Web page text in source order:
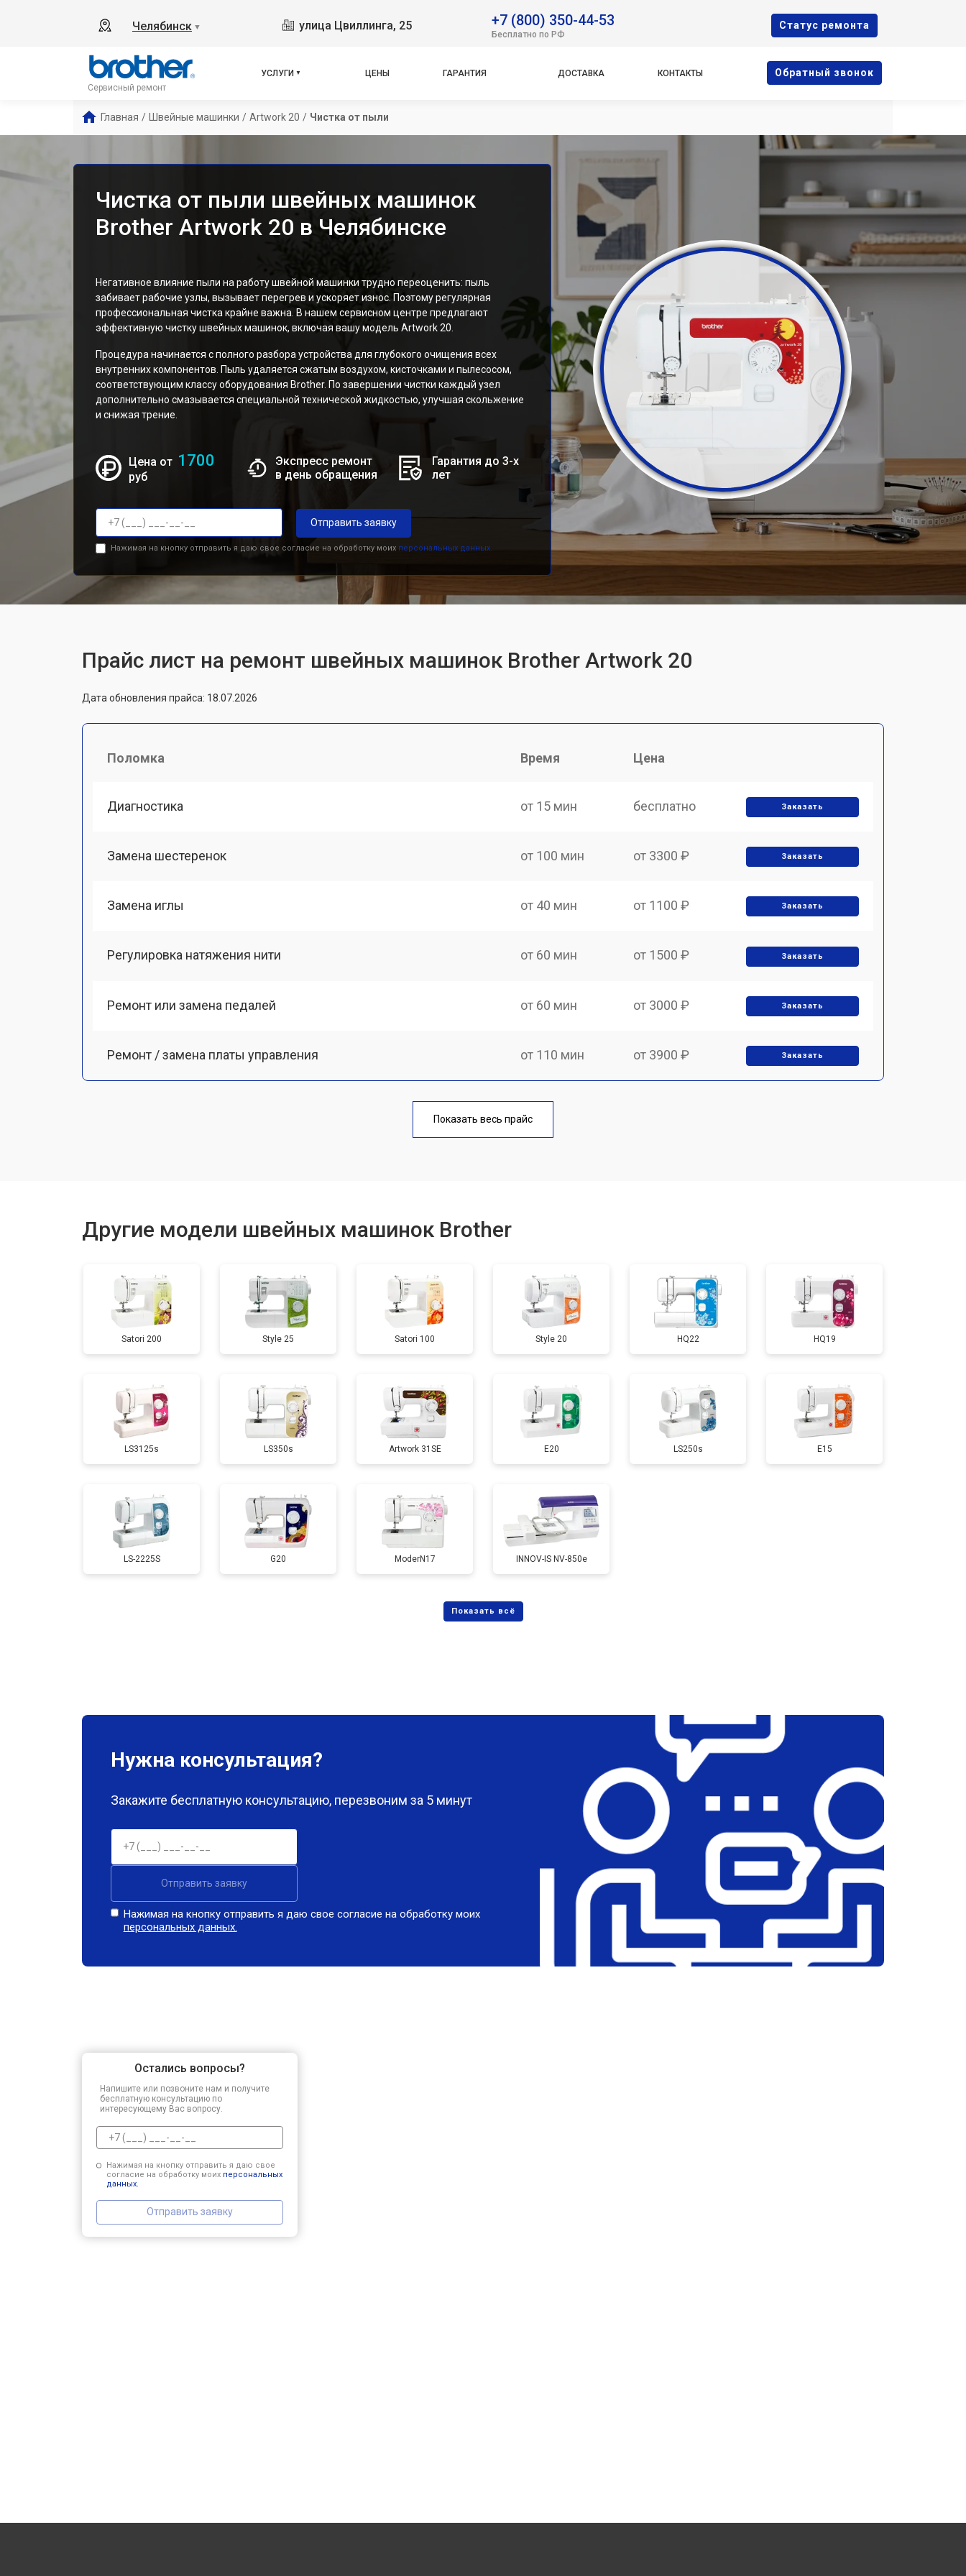
Челябинск ▼ улица Цвиллинга, 25 +7 (800) 350-44-53
Бесплатно по РФ
Cтатус ремонта
Сервисный ремонт
УСЛУГИ ЦЕНЫ ГАРАНТИЯ ДОСТАВКА КОНТАКТЫ Oбратный звонок
Главная / Швейные машинки / Artwork 20 / Чистка от пыли
Чистка от пыли швейных машинок
Brother Artwork 20 в Челябинске
Негативное влияние пыли на работу швейной машинки трудно переоценить: пыль
забивает рабочие узлы, вызывает перегрев и ускоряет износ. Поэтому регулярная
профессиональная чистка крайне важна. В нашем сервисном центре предлагают
эффективную чистку швейных машинок, включая вашу модель Artwork 20.
Процедура начинается с полного разбора устройства для глубокого очищения всех
внутренних компонентов. Пыль удаляется сжатым воздухом, кисточками и пылесосом,
соответствующим классу оборудования Brother. По завершении чистки каждый узел
дополнительно смазывается специальной технической жидкостью, улучшая скольжение
и снижая трение.
Цена от 1700
руб
Экспресс ремонт
в день обращения
Гарантия до 3-х
лет
Отправить заявку
Нажимая на кнопку отправить я даю свое согласие на обработку моих персональных данных.
Прайс лист на ремонт швейных машинок Brother Artwork 20
Дата обновления прайса: 18.07.2026
Поломка Время Цена
Диагностика от 15 мин бесплатно Заказать
Замена шестеренок от 100 мин от 3300 ₽ Заказать
Замена иглы от 40 мин от 1100 ₽ Заказать
Регулировка натяжения нити от 60 мин от 1500 ₽ Заказать
Ремонт или замена педалей от 60 мин от 3000 ₽ Заказать
Ремонт / замена платы управления от 110 мин от 3900 ₽ Заказать
от 70 мин
Показать весь прайс
Другие модели швейных машинок Brother
Satori 200 Style 25 Satori 100 Style 20 HQ22 HQ19
LS3125s LS350s Artwork 31SE E20 LS250s E15
LS-2225S G20 ModerN17 INNOV-IS NV-850e
Нужна консультация?
Закажите бесплатную консультацию, перезвоним за 5 минут
Отправить заявку
Нажимая на кнопку отправить я даю свое согласие на обработку моих
персональных данных.
Остались вопросы?
Напишите или позвоните нам и получите
бесплатную консультацию по
интересующему Вас вопросу.
Нажимая на кнопку отправить я даю свое
согласие на обработку моих персональных
данных.
Отправить заявку